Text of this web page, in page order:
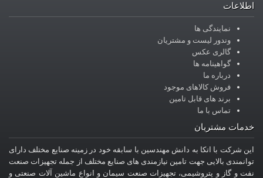
نمایندگی ها
وندور لیست و مشتریان
گالری عکس
گواهینامه ها
درباره ما
فروش کالاهای موجود
برند های قابل تامین
تماس با ما
مشتریان
شرکت با اتکا به دانش مهندسین با سابقه خود در زمینه صنایع مختلف دارای
بالایی جهت تامین نیازمندی های صنایع مختلف از جمله تجهیزات صنعت
و گاز و پتروشیمی، تجهیزات صنعت سیمان و انواع ماشین آلات صنعتی و